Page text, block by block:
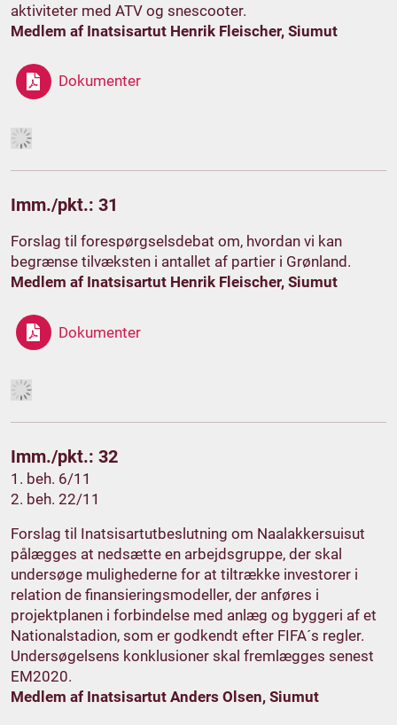
aktiviteter med ATV og snescooter.
Medlem af Inatsisartut Henrik Fleischer, Siumut
Dokumenter
Imm./pkt.: 31
Forslag til forespørgselsdebat om, hvordan vi kan
begrænse tilvæksten i antallet af partier i Grønland.
Medlem af Inatsisartut Henrik Fleischer, Siumut
Dokumenter
Imm./pkt.: 32
1. beh. 6/11
2. beh. 22/11
Forslag til Inatsisartutbeslutning om Naalakkersuisut
pålægges at nedsætte en arbejdsgruppe, der skal
undersøge mulighederne for at tiltrække investorer i
relation de finansieringsmodeller, der anføres i
projektplanen i forbindelse med anlæg og byggeri af et
Nationalstadion, som er godkendt efter FIFA´s regler.
Undersøgelsens konklusioner skal fremlægges senest
EM2020.
Medlem af Inatsisartut Anders Olsen, Siumut